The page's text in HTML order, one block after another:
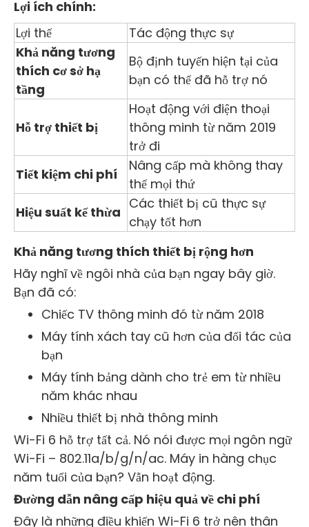
Lợi ích chính:
Lợi thế
Tác động thực sự
Khả năng tương
thích cơ sở hạ
tầng
Bộ định tuyến hiện tại của
bạn có thể đã hỗ trợ nó
Hỗ trợ thiết bị
Hoạt động với điện thoại
thông minh từ năm 2019
trở đi
Tiết kiệm chi phí
Nâng cấp mà không thay
thế mọi thứ
Hiệu suất kế thừa
Các thiết bị cũ thực sự
chạy tốt hơn
Khả năng tương thích thiết bị rộng hơn
Hãy nghĩ về ngôi nhà của bạn ngay bây giờ.
Bạn đã có:
Chiếc TV thông minh đó từ năm 2018
Máy tính xách tay cũ hơn của đối tác của
bạn
Máy tính bảng dành cho trẻ em từ nhiều
năm khác nhau
Nhiều thiết bị nhà thông minh
Wi-Fi 6 hỗ trợ tất cả. Nó nói được mọi ngôn ngữ
Wi-Fi – 802.11a/b/g/n/ac. Máy in hàng chục
năm tuổi của bạn? Vẫn hoạt động.
Đường dẫn nâng cấp hiệu quả về chi phí
Đây là những điều khiến Wi-Fi 6 trở nên thân